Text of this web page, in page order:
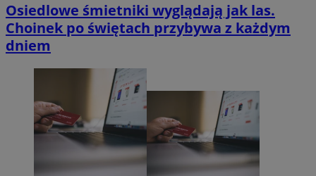
Osiedlowe śmietniki wyglądają jak las.
Choinek po świętach przybywa z każdym
dniem